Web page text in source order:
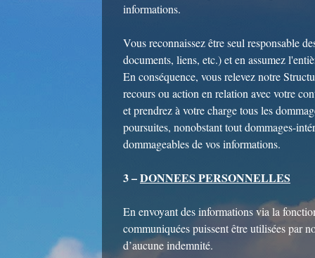
informations.
Vous reconnaissez être seul responsable
documents, liens, etc.) et en assumez
En conséquence, vous relevez notre
recours ou action en relation avec votre
et prendrez à votre charge tous les
poursuites, nonobstant tout dommages-
dommageables de vos informations.
3 –DONNEES PERSONNELLES
En envoyant des informations via la
communiquées puissent être utilisées par
d’aucune indemnité.